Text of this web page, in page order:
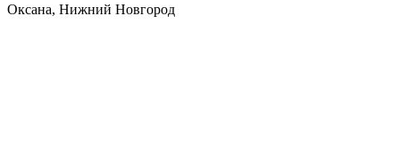
Оксана, Нижний Новгород